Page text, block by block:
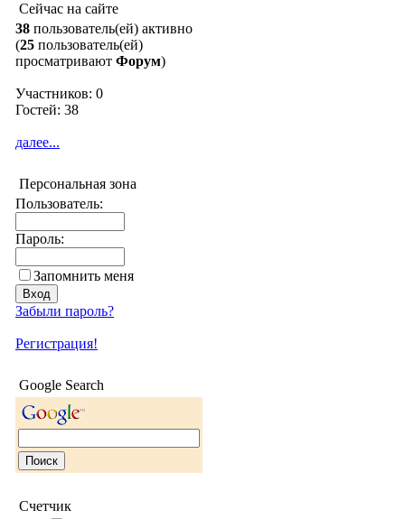
Сейчас на сайте
38 пользователь(ей) активно
(25 пользователь(ей)
просматривают Форум)
Участников: 0
Гостей: 38
далее...
Персональная зона
Пользователь:
Пароль:
Запомнить меня
Забыли пароль?
Регистрация!
Google Search
Счетчик